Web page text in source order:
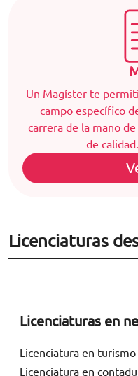
Un Magíster te
campo específico
carrera de la mano
de
Licenciaturas
Licenciaturas en
Licenciatura en turismo
Licenciatura en